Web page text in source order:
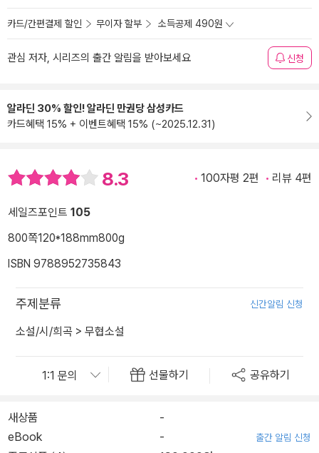
카드/간편결제 할인 무이자 할부 소득공제 490원
관심 저자, 시리즈의 출간 알림을 받아보세요 신청
알라딘 30% 할인! 알라딘 만권당 삼성카드
카드혜택 15% + 이벤트혜택 15% (~2025.12.31)
8.3 100자평 2편 리뷰 4편
세일즈포인트 105
800쪽120*188mm800g
ISBN 9788952735843
주제분류 신간알림 신청
소설/시/희곡 > 무협소설
선물하기 공유하기
새상품
-
eBook
- 출간 알림 신청